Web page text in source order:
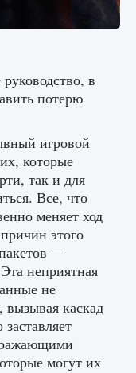
Clans
0 1
в
потерю
игровой
которые
так и для
Все, что
меняет ход
этого
—
неприятная
не
вызывая каскад
могут их